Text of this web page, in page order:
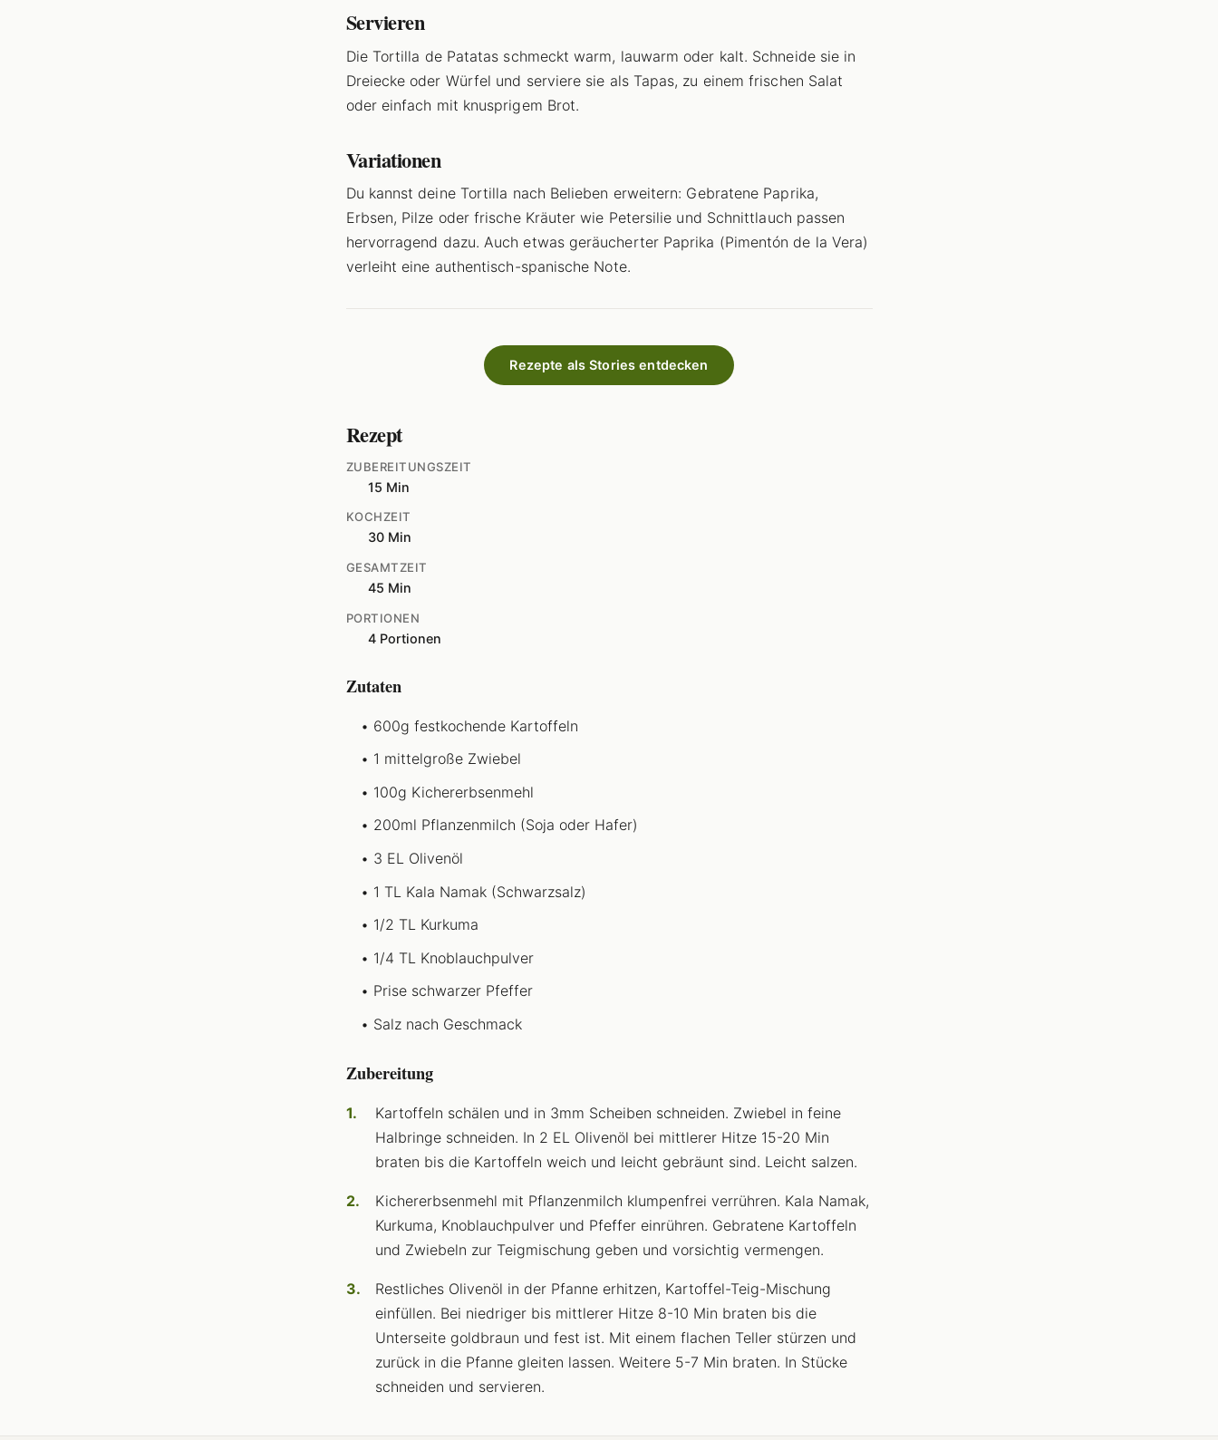
Servieren
Die Tortilla de Patatas schmeckt warm, lauwarm oder kalt. Schneide sie in
Dreiecke oder Würfel und serviere sie als Tapas, zu einem frischen Salat
oder einfach mit knusprigem Brot.
Variationen
Du kannst deine Tortilla nach Belieben erweitern: Gebratene Paprika,
Erbsen, Pilze oder frische Kräuter wie Petersilie und Schnittlauch passen
hervorragend dazu. Auch etwas geräucherter Paprika (Pimentón de la Vera)
verleiht eine authentisch-spanische Note.
Rezepte als Stories entdecken
Rezept
ZUBEREITUNGSZEIT
15 Min
KOCHZEIT
30 Min
GESAMTZEIT
45 Min
PORTIONEN
4 Portionen
Zutaten
600g festkochende Kartoffeln
1 mittelgroße Zwiebel
100g Kichererbsenmehl
200ml Pflanzenmilch (Soja oder Hafer)
3 EL Olivenöl
1 TL Kala Namak (Schwarzsalz)
1/2 TL Kurkuma
1/4 TL Knoblauchpulver
Prise schwarzer Pfeffer
Salz nach Geschmack
Zubereitung
Kartoffeln schälen und in 3mm Scheiben schneiden. Zwiebel in feine
Halbringe schneiden. In 2 EL Olivenöl bei mittlerer Hitze 15-20 Min
braten bis die Kartoffeln weich und leicht gebräunt sind. Leicht salzen.
Kichererbsenmehl mit Pflanzenmilch klumpenfrei verrühren. Kala Namak,
Kurkuma, Knoblauchpulver und Pfeffer einrühren. Gebratene Kartoffeln
und Zwiebeln zur Teigmischung geben und vorsichtig vermengen.
Restliches Olivenöl in der Pfanne erhitzen, Kartoffel-Teig-Mischung
einfüllen. Bei niedriger bis mittlerer Hitze 8-10 Min braten bis die
Unterseite goldbraun und fest ist. Mit einem flachen Teller stürzen und
zurück in die Pfanne gleiten lassen. Weitere 5-7 Min braten. In Stücke
schneiden und servieren.